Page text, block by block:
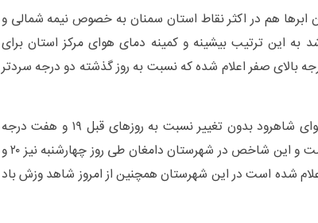
ابرها هم در اکثر نقاط استان سمنان به خصوص نیمه شمالی و
به این ترتیب بیشینه و کمینه دمای هوای مرکز استان برای
چهارشنبه ۲۰ و ۹ درجه بالای صفر اعلام شده که نسبت به روز گذشته دو درجه سردتر
بیشینه و کمینه دمای هوای شاهرود بدون تغییر نسبت به روزهای قبل ۱۹ و هفت درجه
بالای صفر اعلام شده است و این شاخص در شهرستان دامغان طی روز چهارشنبه نیز ۲۰ و
شده است در این شهرستان همچنین از امروز شاهد وزش باد